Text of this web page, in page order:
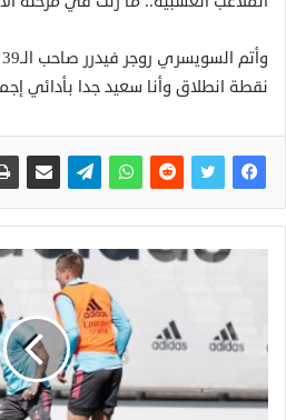
نقطة انطلاق وأنا سعيد جدا بأدائي